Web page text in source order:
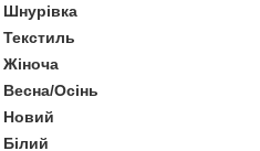
Шнурівка
Текстиль
Жіноча
Весна/Осінь
Новий
Білий